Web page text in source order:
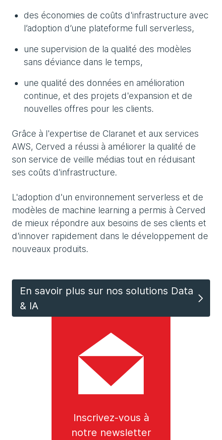
des économies de coûts d'infrastructure avec
l’adoption d’une plateforme full serverless,
une supervision de la qualité des modèles
sans déviance dans le temps,
une qualité des données en amélioration
continue, et des projets d'expansion et de
nouvelles offres pour les clients.
Grâce à l'expertise de Claranet et aux services
AWS, Cerved a réussi à améliorer la qualité de
son service de veille médias tout en réduisant
ses coûts d'infrastructure.
L'adoption d'un environnement serverless et de
modèles de machine learning a permis à Cerved
de mieux répondre aux besoins de ses clients et
d'innover rapidement dans le développement de
nouveaux produits.
En savoir plus sur nos solutions Data
& IA
Inscrivez-vous à
notre newsletter